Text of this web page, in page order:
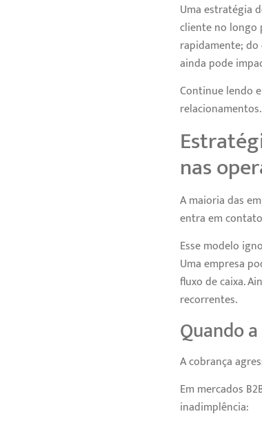
Uma estratégia
cliente no longo
rapidamente;
ainda pode
Continue lendo
relacionamentos.
nas
A maioria das
entra em
Esse modelo
Uma empresa
fluxo de caixa.
recorrentes.
Quando
A cobrança
Em mercados
inadimplência: